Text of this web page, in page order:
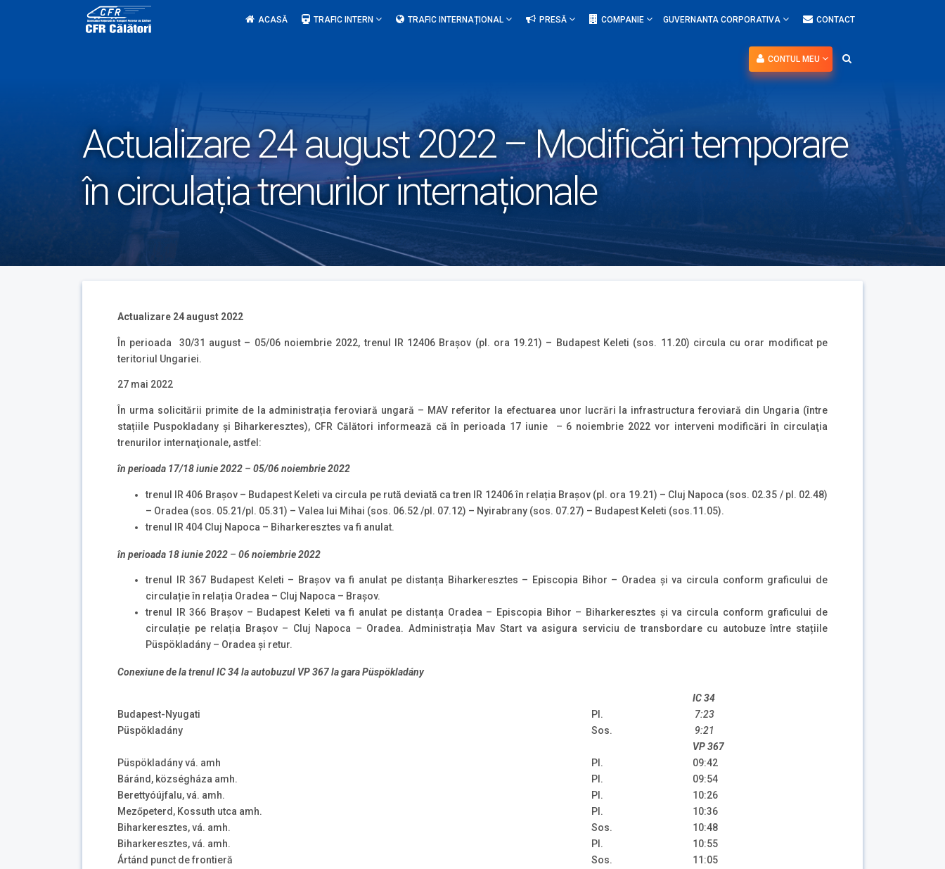
ACASĂ TRAFIC INTERN TRAFIC INTERNAȚIONAL PRESĂ COMPANIE GUVERNANTA CORPORATIVA CONTACT
CONTUL MEU
Actualizare 24 august 2022 – Modificări temporare
în circulația trenurilor internaționale
Actualizare 24 august 2022
În perioada 30/31 august – 05/06 noiembrie 2022, trenul IR 12406 Brașov (pl. ora 19.21) – Budapest Keleti (sos. 11.20) circula cu orar modificat pe
teritoriul Ungariei.
27 mai 2022
În urma solicitării primite de la administrația feroviară ungară – MAV referitor la efectuarea unor lucrări la infrastructura feroviară din Ungaria (între
stațiile Puspokladany și Biharkeresztes), CFR Călători informează că în perioada 17 iunie – 6 noiembrie 2022 vor interveni modificări în circulaţia
trenurilor internaţionale, astfel:
în perioada 17/18 iunie 2022 – 05/06 noiembrie 2022
trenul IR 406 Brașov – Budapest Keleti va circula pe rută deviată ca tren IR 12406 în relația Brașov (pl. ora 19.21) – Cluj Napoca (sos. 02.35 / pl. 02.48)
– Oradea (sos. 05.21/pl. 05.31) – Valea lui Mihai (sos. 06.52 /pl. 07.12) – Nyirabrany (sos. 07.27) – Budapest Keleti (sos.11.05).
trenul IR 404 Cluj Napoca – Biharkeresztes va fi anulat.
în perioada 18 iunie 2022 – 06 noiembrie 2022
trenul IR 367 Budapest Keleti – Brașov va fi anulat pe distanța Biharkeresztes – Episcopia Bihor – Oradea și va circula conform graficului de
circulație în relația Oradea – Cluj Napoca – Brașov.
trenul IR 366 Brașov – Budapest Keleti va fi anulat pe distanța Oradea – Episcopia Bihor – Biharkeresztes și va circula conform graficului de
circulație pe relația Brașov – Cluj Napoca – Oradea. Administrația Mav Start va asigura serviciu de transbordare cu autobuze între stațiile
Püspökladány – Oradea și retur.
Conexiune de la trenul IC 34 la autobuzul VP 367 la gara Püspökladány
IC 34
Budapest-Nyugati
Pl.
7:23
Püspökladány
Sos.
9:21
VP 367
Püspökladány vá. amh
Pl.
09:42
Báránd, községháza amh.
Pl.
09:54
Berettyóújfalu, vá. amh.
Pl.
10:26
Mezőpeterd, Kossuth utca amh.
Pl.
10:36
Biharkeresztes, vá. amh.
Sos.
10:48
Biharkeresztes, vá. amh.
Pl.
10:55
Ártánd punct de frontieră
Sos.
11:05